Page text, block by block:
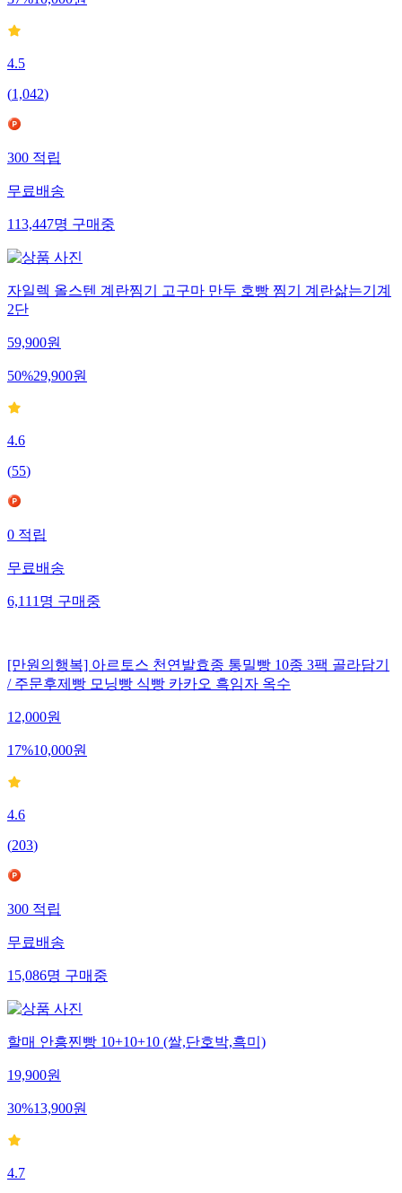
4.5
(1,042)
300 적립
무료배송
113,447명 구매중
자일렉 올스텐 계란찜기 고구마 만두 호빵 찜기 계란삶는기계
2단
59,900원
50%29,900원
4.6
(55)
0 적립
무료배송
6,111 명 구매중
[만원의행복] 아르토스 천연발효종 통밀빵 10종 3팩 골라담기
/ 주문후제빵 모닝빵 식빵 카카오 흑임자 옥수
12,000원
17%10,000원
4.6
(203)
300적립
무료배송
15,086명구매중
할매 안흥찐빵 10+10+10 (쌀,단호박,흑미)
19,900원
30%13,900원
4.7